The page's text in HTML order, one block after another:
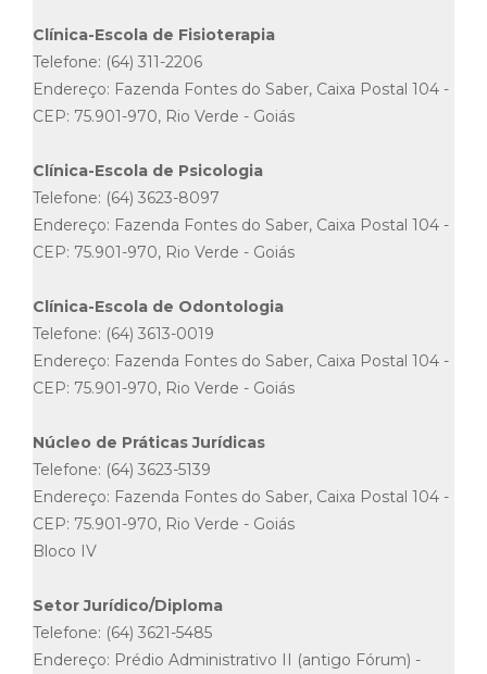
Clínica-Escola de Fisioterapia
Telefone: (64) 311-2206
Endereço: Fazenda Fontes do Saber, Caixa Postal 104 -
CEP: 75.901-970, Rio Verde - Goiás
Clínica-Escola de Psicologia
Telefone: (64) 3623-8097
Endereço: Fazenda Fontes do Saber, Caixa Postal 104 -
CEP: 75.901-970, Rio Verde - Goiás
Clínica-Escola de Odontologia
Telefone: (64) 3613-0019
Endereço: Fazenda Fontes do Saber, Caixa Postal 104 -
CEP: 75.901-970, Rio Verde - Goiás
Núcleo de Práticas Jurídicas
Telefone: (64) 3623-5139
Endereço: Fazenda Fontes do Saber, Caixa Postal 104 -
CEP: 75.901-970, Rio Verde - Goiás
Bloco IV
Setor Jurídico/Diploma
Telefone: (64) 3621-5485
Endereço: Prédio Administrativo II (antigo Fórum) -